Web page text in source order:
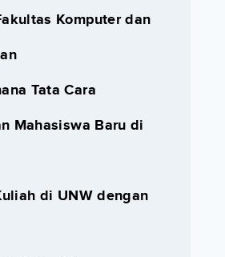
Komputer dan
Tata Cara
Mahasiswa Baru di
di UNW dengan